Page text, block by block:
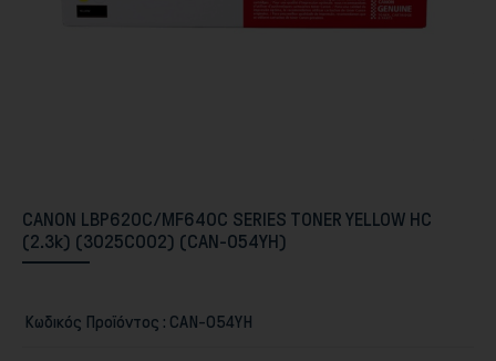
CANON LBP620C/MF640C SERIES TONER YELLOW HC
(2.3k) (3025C002) (CAN-054YH)
Κωδικός Προϊόντος : CAN-054YH